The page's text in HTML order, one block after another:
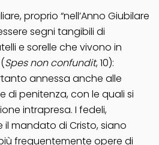
proprio “nell’Anno Giubilare
segni tangibili di
e sorelle che vivono in
Spes non confundit, 10):
annessa anche alle
di penitenza, con le quali si
intrapresa. I fedeli,
il mandato di Cristo, siano
frequentemente opere di